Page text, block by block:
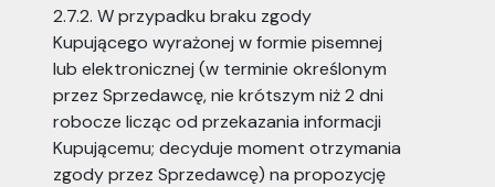
2.7.2. W przypadku braku zgody
Kupującego wyrażonej w formie pisemnej
lub elektronicznej (w terminie określonym
przez Sprzedawcę, nie krótszym niż 2 dni
robocze licząc od przekazania informacji
Kupującemu; decyduje moment otrzymania
zgody przez Sprzedawcę) na propozycję